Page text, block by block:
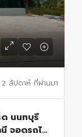
2 สัปดาห์ ที่ผ่านมา
ด นนทบุรี
จอดรถได้